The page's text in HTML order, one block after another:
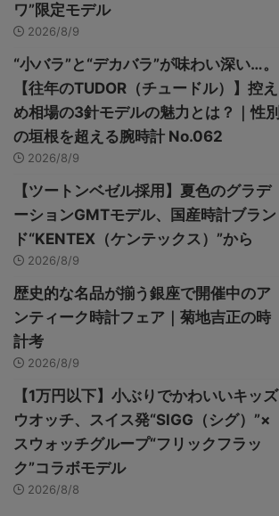
ワ”限定モデル
2026/8/9
“小バラ”と“デカバラ”が味わい深い…。
【往年のTUDOR（チュードル）】控え
め相場の3針モデルの魅力とは？｜性別
の垣根を超える腕時計 No.062
2026/8/9
【ツートンベゼル採用】夏色のグラデ
ーションGMTモデル、国産時計ブラン
ド“KENTEX（ケンテックス）”から
2026/8/9
歴史的な名品が揃う銀座で開催中のア
ンティーク時計フェア｜菊地吉正の時
計考
2026/8/9
【1万円以下】小ぶりでかわいいキッズ
ウオッチ、スイス発“SIGG（シグ）”×
スウォッチグループ“フリックフラッ
ク”コラボモデル
2026/8/8